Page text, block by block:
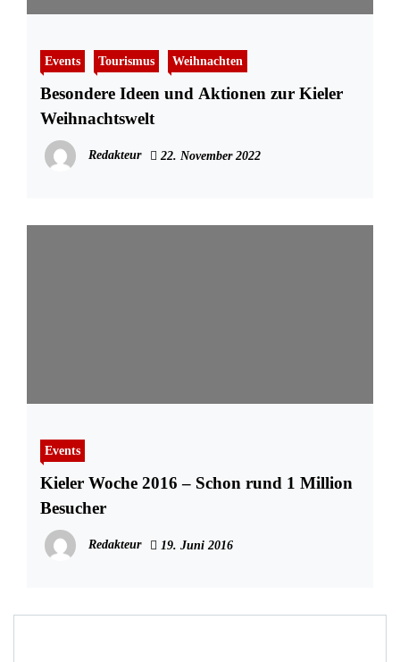
Events Tourismus Weihnachten
Besondere Ideen und Aktionen zur Kieler
Weihnachtswelt
Redakteur 22. November 2022
Events
Kieler Woche 2016 – Schon rund 1 Million
Besucher
Redakteur 19. Juni 2016